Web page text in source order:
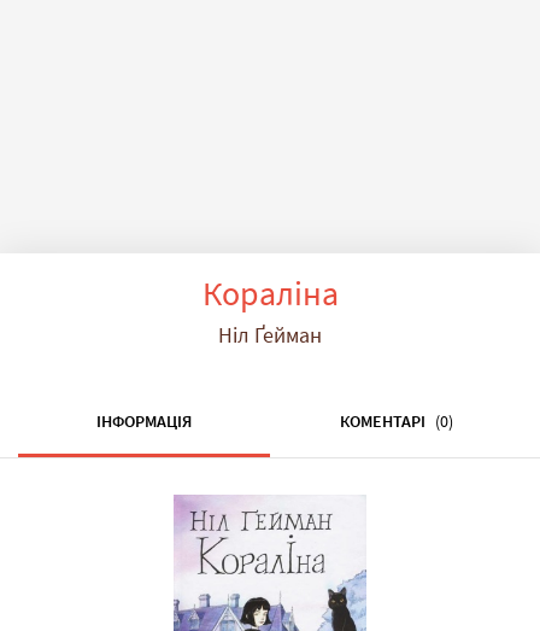
Кораліна
Ніл Ґейман
ІНФОРМАЦІЯ КОМЕНТАРІ (0)